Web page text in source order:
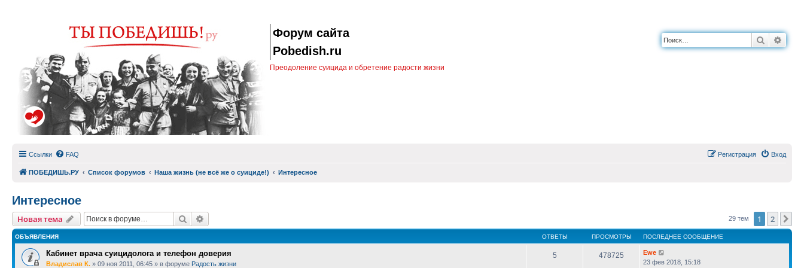
Форум сайта
Pobedish.ru
Преодоление суицида и обретение радости жизни
Поиск
Ссылки FAQ Вход
Регистрация
ПОБЕДИШЬ.РУ Список форумов Наша жизнь (не всё же о суициде!) Интересное
Интересное
Новая тема Поиск 29 тем 1 2
ОБЪЯВЛЕНИЯ ОТВЕТЫ ПРОСМОТРЫ ПОСЛЕДНЕЕ СООБЩЕНИЕ
Кабинет врача суицидолога и телефон доверия
Владислав К. » 09 ноя 2011, 06:45 » в форуме Радость жизни
5 478725
Ewe
23 фев 2018, 15:18